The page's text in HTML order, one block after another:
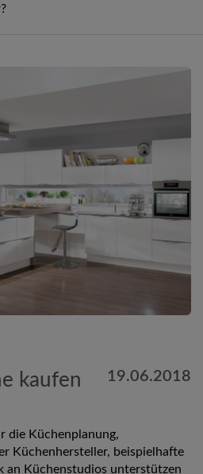
kaufen 19.06.2018
die Küchenplanung,
Küchenhersteller, beispielhafte
an Küchenstudios unterstützen